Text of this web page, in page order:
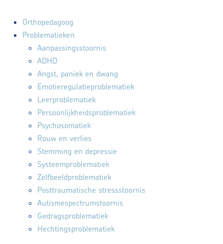
Orthopedagoog
Problematieken
Aanpassingsstoornis
ADHD
Angst, paniek en dwang
Emotieregulatieproblematiek
Leerproblematiek
Persoonlijkheidsproblematiek
Psychosomatiek
Rouw en verlies
Stemming en depressie
Systeemproblematiek
Zelfbeeldproblematiek
Posttraumatische stressstoornis
Autismespectrumstoornis
Gedragsproblematiek
Hechtingsproblematiek